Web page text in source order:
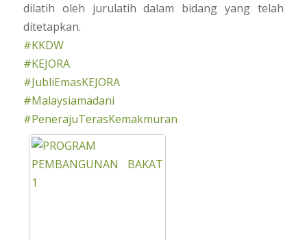
dilatih oleh jurulatih dalam bidang yang telah
ditetapkan.
#KKDW
#KEJORA
#JubliEmasKEJORA
#Malaysiamadani
#PenerajuTerasKemakmuran